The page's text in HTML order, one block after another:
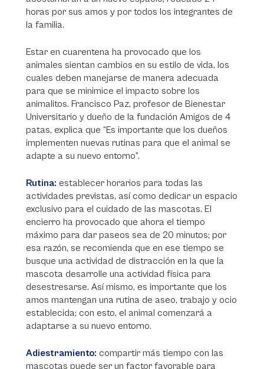
horas por sus amos y por todos los integrantes de
la familia.
Estar en cuarentena ha provocado que los
animales sientan cambios en su estilo de vida, los
cuales deben manejarse de manera adecuada
para que se minimice el impacto sobre los
animalitos. Francisco Paz, profesor de Bienestar
Universitario y dueño de la fundación Amigos de 4
patas, explica que “Es importante que los dueños
implementen nuevas rutinas para que el animal se
adapte a su nuevo entorno”.
Rutina: establecer horarios para todas las
actividades previstas, así como dedicar un espacio
exclusivo para el cuidado de las mascotas. El
encierro ha provocado que ahora el tiempo
máximo para dar paseos sea de 20 minutos; por
esa razón, se recomienda que en ese tiempo se
busque una actividad de distracción en la que la
mascota desarrolle una actividad física para
desestresarse. Así mismo, es importante que los
amos mantengan una rutina de aseo, trabajo y ocio
establecida; con esto, el animal comenzará a
adaptarse a su nuevo entorno.
Adiestramiento: compartir más tiempo con las
mascotas puede ser un factor favorable para